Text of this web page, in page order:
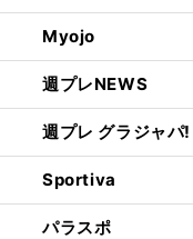
Myojo
週プレNEWS
週プレ グラジャパ!
Sportiva
パラスポ